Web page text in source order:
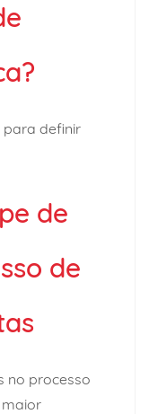
para definir
de
de
no processo